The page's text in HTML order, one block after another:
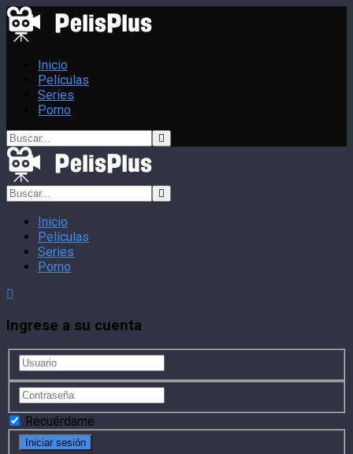
Inicio
Películas
Series
Porno
Inicio
Películas
Series
Porno
Ingrese a su cuenta
Recuérdame